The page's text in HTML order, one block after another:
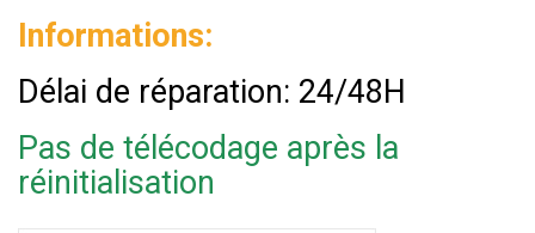
Informations:
Délai de réparation: 24/48H
Pas de télécodage après la
réinitialisation